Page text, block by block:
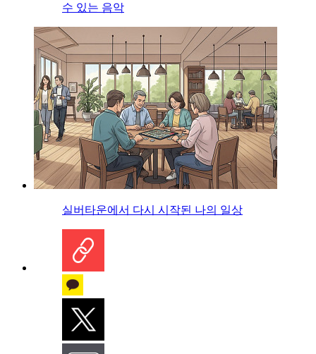
수 있는 음악
실버타운에서 다시 시작된 나의 일상